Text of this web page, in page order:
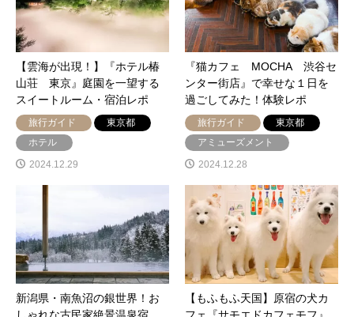
【雲海が出現！】『ホテル椿
山荘 東京』庭園を一望する
スイートルーム・宿泊レポ
旅行ガイド
東京都
ホテル
2024.12.29
『猫カフェ MOCHA 渋谷セ
ンター街店』で幸せな１日を
過ごしてみた！体験レポ
旅行ガイド
東京都
アミューズメント
2024.12.28
新潟県・南魚沼の銀世界！お
【もふもふ天国】原宿の犬カ